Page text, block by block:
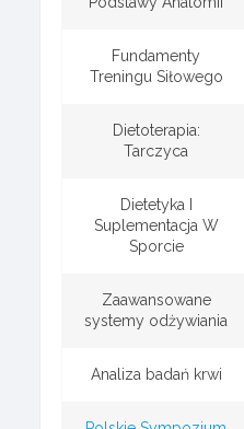
Fundamenty
Treningu Siłowego
Dietoterapia:
Tarczyca
Dietetyka I
Suplementacja W
Sporcie
Zaawansowane
systemy odżywiania
Analiza badań krwi